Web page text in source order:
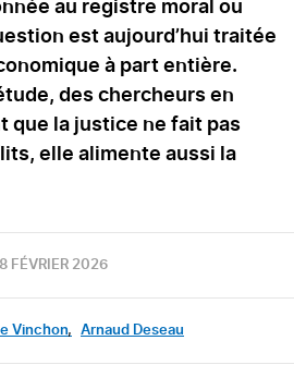
au registre moral ou
est aujourd’hui traitée
à part entière.
des chercheurs en
que la justice ne fait pas
elle alimente aussi la
FÉVRIER 2026
Vinchon, Arnaud Deseau